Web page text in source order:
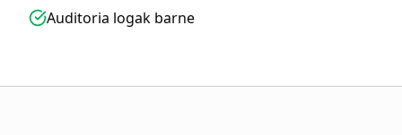
Auditoria logak barne